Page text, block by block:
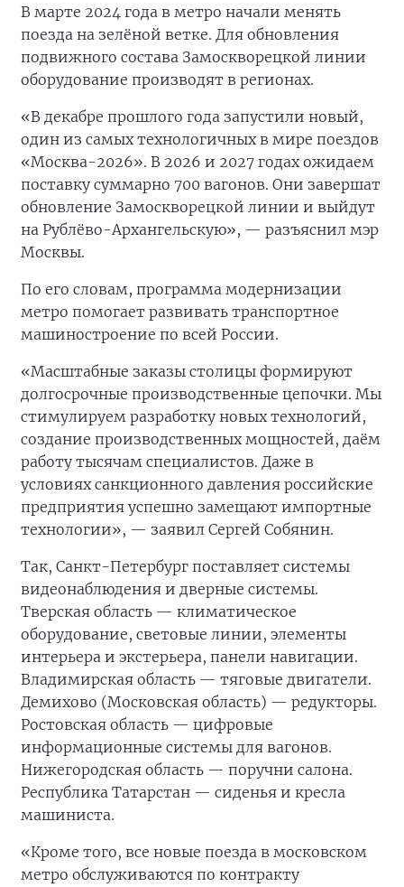
В марте 2024 года в метро начали менять
поезда на зелёной ветке. Для обновления
подвижного состава Замоскворецкой линии
оборудование производят в регионах.
«В декабре прошлого года запустили новый,
один из самых технологичных в мире поездов
«Москва-2026». В 2026 и 2027 годах ожидаем
поставку суммарно 700 вагонов. Они завершат
обновление Замоскворецкой линии и выйдут
на Рублёво-Архангельскую», — разъяснил мэр
Москвы.
По его словам, программа модернизации
метро помогает развивать транспортное
машиностроение по всей России.
«Масштабные заказы столицы формируют
долгосрочные производственные цепочки. Мы
стимулируем разработку новых технологий,
создание производственных мощностей, даём
работу тысячам специалистов. Даже в
условиях санкционного давления российские
предприятия успешно замещают импортные
технологии», — заявил Сергей Собянин.
Так, Санкт-Петербург поставляет системы
видеонаблюдения и дверные системы.
Тверская область — климатическое
оборудование, световые линии, элементы
интерьера и экстерьера, панели навигации.
Владимирская область — тяговые двигатели.
Демихово (Московская область) — редукторы.
Ростовская область — цифровые
информационные системы для вагонов.
Нижегородская область — поручни салона.
Республика Татарстан — сиденья и кресла
машиниста.
«Кроме того, все новые поезда в московском
метро обслуживаются по контракту